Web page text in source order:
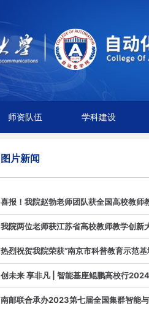
师资队伍 学科建设
图片新闻
喜报！我院赵勃老师团队获全国高校教师
我院两位老师获江苏省高校教师教学创新
热烈祝贺我院荣获“南京市科普教育示范基
创未来 享非凡 | 智能基座鲲鹏高校行
南邮联合承办2023第七届全国集群智能